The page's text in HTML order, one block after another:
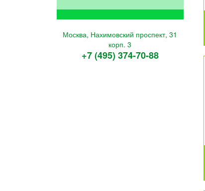
Москва, Нахимовский проспект, 31
корп. 3
+7 (495) 374-70-88